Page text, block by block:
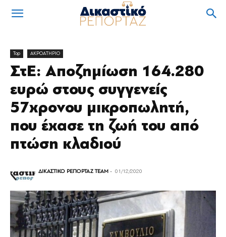
Top ΑΚΡΟΑΤΗΡΙΟ
ΣτΕ: Αποζημίωση 164.280
ευρώ στους συγγενείς
57χρονου μικροπωλητή,
που έχασε τη ζωή του από
πτώση κλαδιού
ΔΙΚΑΣΤΙΚΟ ΡΕΠΟΡΤΑΖ TEAM - 01/12/2020